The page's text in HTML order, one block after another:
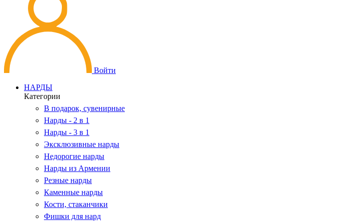
Войти
НАРДЫ
Категории
В подарок, сувенирные
Нарды - 2 в 1
Нарды - 3 в 1
Эксклюзивные нарды
Недорогие нарды
Нарды из Армении
Резные нарды
Каменные нарды
Кости, стаканчики
Фишки для нард